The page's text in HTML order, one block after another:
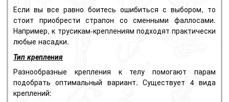
Если вы все равно боитесь ошибиться с выбором, то
стоит приобрести страпон со сменными фаллосами.
Например, к трусикам-креплениям подходят практически
любые насадки.
Тип крепления
Разнообразные крепления к телу помогают парам
подобрать оптимальный вариант. Существует 4 вида
креплений: